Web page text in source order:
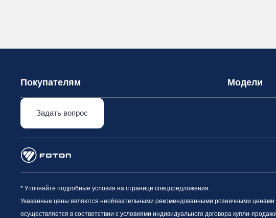
Покупателям Модели
Задать вопрос
* Уточняйте подробные условия на странице спецпредложения.
Указанные цены являются необязательными рекомендованными розничными
осуществляется в соответствии с условиями индивидуального договора купли-